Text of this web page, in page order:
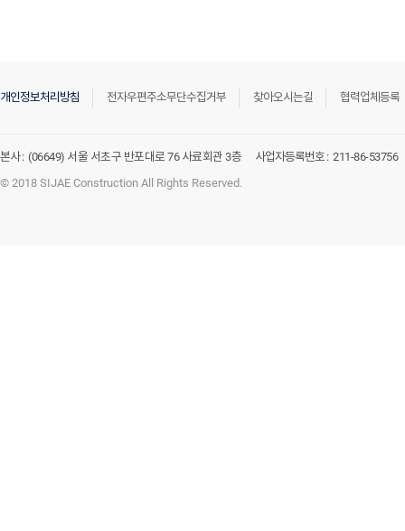
개인정보처리방침 전자우편주소무단수집거부 찾아오시는길 협력업체등록
본사 : (06649) 서울 서초구 반포대로 76 사료회관 3층 사업자등록번호 : 211-86-53756
© 2018 SIJAE Construction All Rights Reserved.